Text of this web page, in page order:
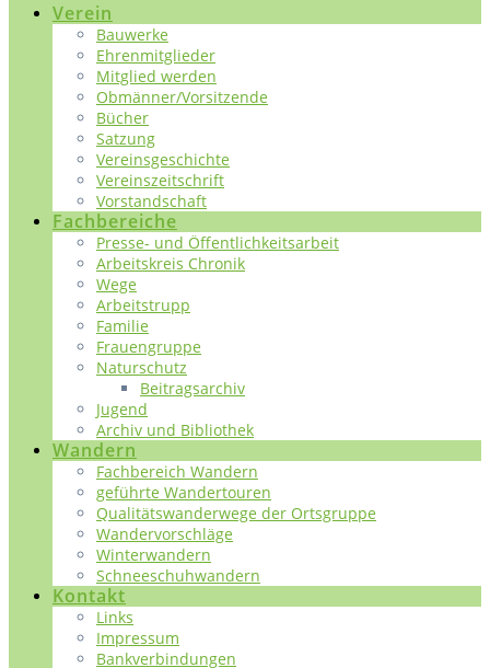
Verein
Bauwerke
Ehrenmitglieder
Mitglied werden
Obmänner/Vorsitzende
Bücher
Satzung
Vereinsgeschichte
Vereinszeitschrift
Vorstandschaft
Fachbereiche
Presse- und Öffentlichkeitsarbeit
Arbeitskreis Chronik
Wege
Arbeitstrupp
Familie
Frauengruppe
Naturschutz
Beitragsarchiv
Jugend
Archiv und Bibliothek
Wandern
Fachbereich Wandern
geführte Wandertouren
Qualitätswanderwege der Ortsgruppe
Wandervorschläge
Winterwandern
Schneeschuhwandern
Kontakt
Links
Impressum
Bankverbindungen